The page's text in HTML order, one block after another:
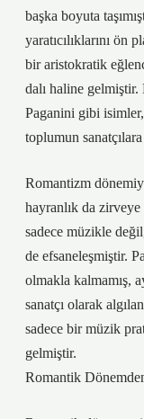
başka boyuta
yaratıcılıklarını ön
bir aristokratik
dalı haline
Paganini gibi
toplumun sanatçılara
Romantizm
hayranlık da zirveye
sadece müzikle
de efsaneleşmiştir.
olmakla kalmamış,
sanatçı olarak
sadece bir müzik
gelmiştir.
Romantik